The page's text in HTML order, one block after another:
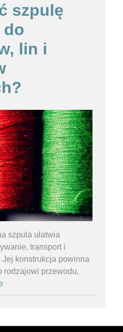
szpulę
do
lin i
szpula ułatwia
transport i
Jej konstrukcja powinna
rodzajowi przewodu,